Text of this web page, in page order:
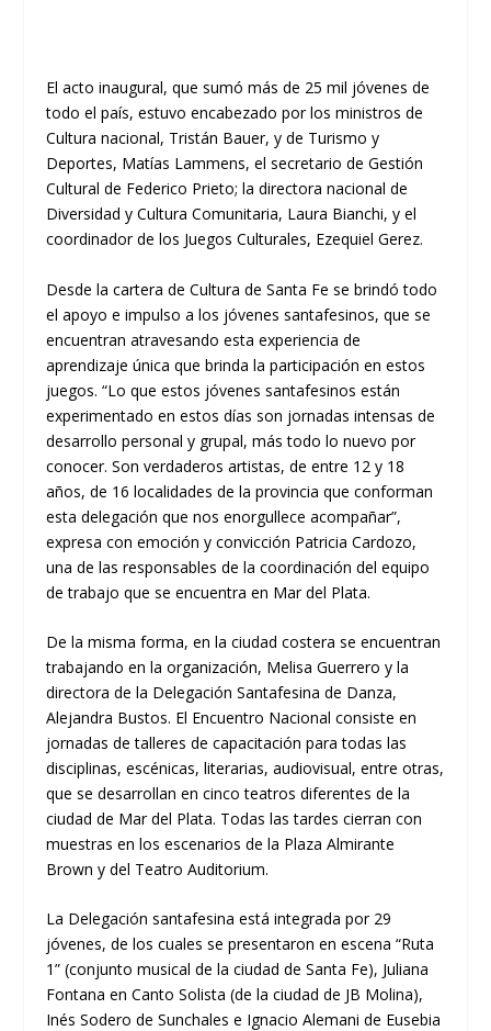
El acto inaugural, que sumó más de 25 mil jóvenes de
todo el país, estuvo encabezado por los ministros de
Cultura nacional, Tristán Bauer, y de Turismo y
Deportes, Matías Lammens, el secretario de Gestión
Cultural de Federico Prieto; la directora nacional de
Diversidad y Cultura Comunitaria, Laura Bianchi, y el
coordinador de los Juegos Culturales, Ezequiel Gerez.
Desde la cartera de Cultura de Santa Fe se brindó todo
el apoyo e impulso a los jóvenes santafesinos, que se
encuentran atravesando esta experiencia de
aprendizaje única que brinda la participación en estos
juegos. “Lo que estos jóvenes santafesinos están
experimentado en estos días son jornadas intensas de
desarrollo personal y grupal, más todo lo nuevo por
conocer. Son verdaderos artistas, de entre 12 y 18
años, de 16 localidades de la provincia que conforman
esta delegación que nos enorgullece acompañar”,
expresa con emoción y convicción Patricia Cardozo,
una de las responsables de la coordinación del equipo
de trabajo que se encuentra en Mar del Plata.
De la misma forma, en la ciudad costera se encuentran
trabajando en la organización, Melisa Guerrero y la
directora de la Delegación Santafesina de Danza,
Alejandra Bustos. El Encuentro Nacional consiste en
jornadas de talleres de capacitación para todas las
disciplinas, escénicas, literarias, audiovisual, entre otras,
que se desarrollan en cinco teatros diferentes de la
ciudad de Mar del Plata. Todas las tardes cierran con
muestras en los escenarios de la Plaza Almirante
Brown y del Teatro Auditorium.
La Delegación santafesina está integrada por 29
jóvenes, de los cuales se presentaron en escena “Ruta
1” (conjunto musical de la ciudad de Santa Fe), Juliana
Fontana en Canto Solista (de la ciudad de JB Molina),
Inés Sodero de Sunchales e Ignacio Alemani de Eusebia